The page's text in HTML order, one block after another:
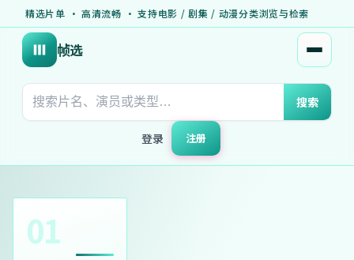
精选片单 · 高清流畅 · 支持电影 / 剧集 / 动漫分类浏览与检索
帧选 打开
搜索
登录 注册
01